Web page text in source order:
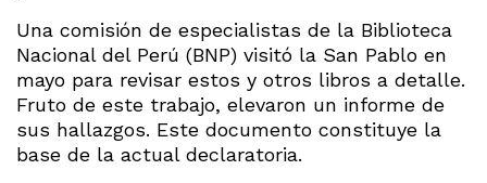
Una comisión de especialistas de la Biblioteca
Nacional del Perú (BNP) visitó la San Pablo en
mayo para revisar estos y otros libros a detalle.
Fruto de este trabajo, elevaron un informe de
sus hallazgos. Este documento constituye la
base de la actual declaratoria.